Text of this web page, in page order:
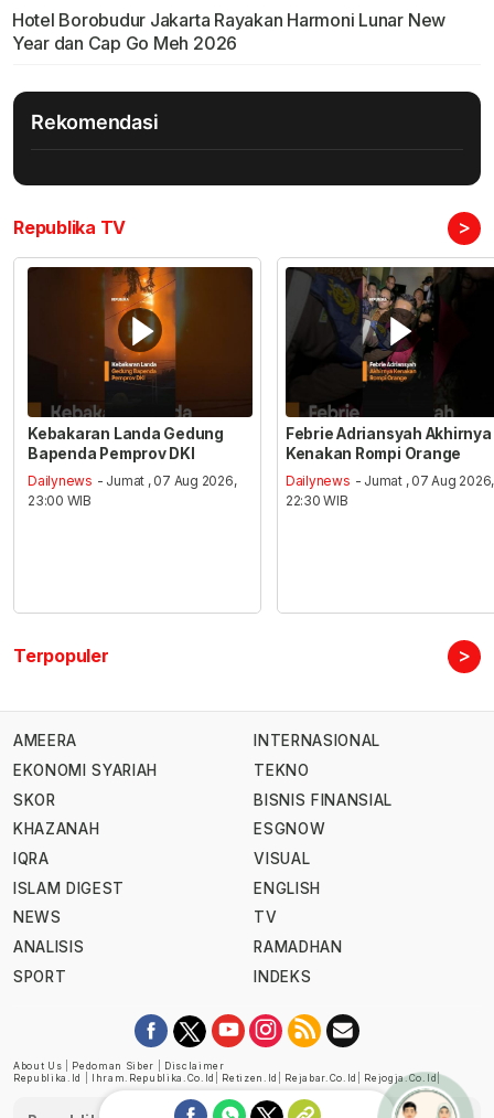
Hotel Borobudur Jakarta Rayakan Harmoni Lunar New
Year dan Cap Go Meh 2026
Rekomendasi
Republika TV >
Kebakaran Landa Gedung
Bapenda Pemprov DKI
Dailynews - Jumat , 07 Aug 2026,
23:00 WIB
Febrie Adriansyah Akhirnya
Kenakan Rompi Orange
Dailynews - Jumat , 07 Aug 2026,
22:30 WIB
Terpopuler >
AMEERA
EKONOMI SYARIAH
SKOR
KHAZANAH
IQRA
ISLAM DIGEST
NEWS
ANALISIS
SPORT
INTERNASIONAL
TEKNO
BISNIS FINANSIAL
ESGNOW
VISUAL
ENGLISH
TV
RAMADHAN
INDEKS
About Us Pedoman Siber
Disclaimer
Republika.id
Ihram.republika.co.id Retizen.id Rejabar.co.id Rejogja.co.id